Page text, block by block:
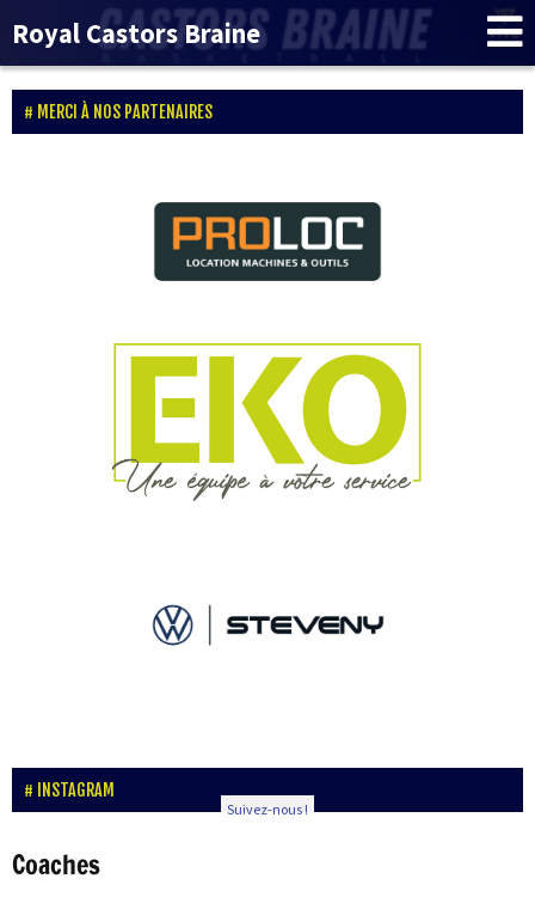
Royal Castors Braine
MERCI À NOS PARTENAIRES
INSTAGRAM
Suivez-nous !
Coaches